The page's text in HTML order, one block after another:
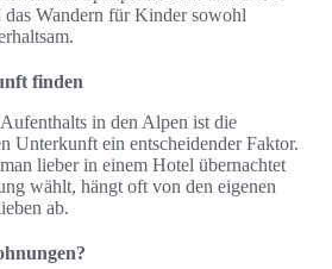
das Wandern für Kinder sowohl
finden
in den Alpen ist die
Unterkunft ein entscheidender Faktor.
lieber in einem Hotel übernachtet
wählt, hängt oft von den eigenen
ab.